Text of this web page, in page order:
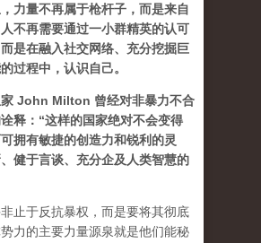
力量不再属于枪杆子，而是来自
不再需要通过一小群精英的认可
是在融入社交网络、充分挖掘巨
过程中，认识自己。
John Milton 曾经对非暴力不合
释：“这样的国家绝对不会变得
拥有敏捷的创造力和锐利的灵
健于言谈、充分企及人类智慧的
止于反抗暴权，而是要将其彻底
力的主要力量源泉就是他们能秘